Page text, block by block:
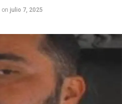
on julio 7, 2025